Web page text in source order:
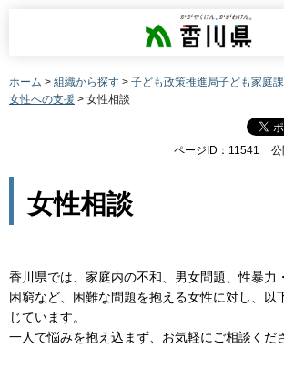
香川県
ホーム > 組織から探す > 子ども政策推進局子ども家庭課
女性への支援 > 女性相談
ページID：11541
女性相談
香川県では、家庭内の不和、男女問題、性暴力
困窮など、困難な問題を抱える女性に対し、以
じています。
一人で悩みを抱え込まず、お気軽にご相談くだ